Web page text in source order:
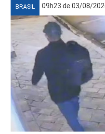
BRASIL 09h23 de 03/08/